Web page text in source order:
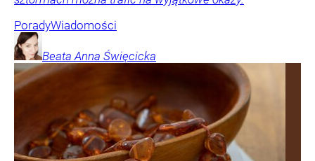
PoradyWiadomości
Beata Anna Święcicka